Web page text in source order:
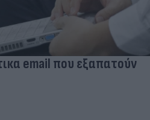
email που εξαπατούν